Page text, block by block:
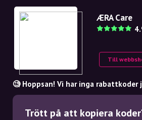
DE ÆRA Care
Till
🧐 Hoppsan! Vi har inga rabattkoder
Trött på att kopiera